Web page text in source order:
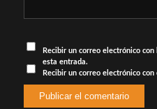
Recibir un correo electrónico
esta entrada.
Recibir un correo electrónico